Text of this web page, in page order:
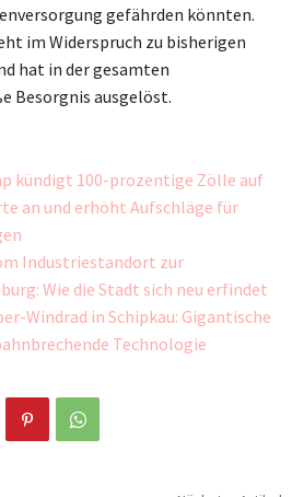
gefährden könnten.
im Widerspruch zu bisherigen
hat in der gesamten
Besorgnis ausgelöst.
kündigt 100-prozentige Zölle auf
an und erhöht Aufschläge für
Industriestandort zur
Wie die Stadt sich neu erfindet
Windrad in Schipkau: Gigantische
Technologie